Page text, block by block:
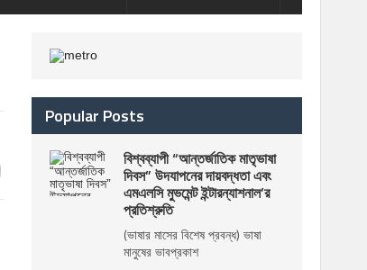
Popular Posts
বিশ্বব্যাপী “আন্তর্জাতিক মাতৃভাষা
দিবস” উদযাপনের দায়বদ্ধতা এবং
এমএলসি মুভমেন্ট ইন্টারন্যাশনাল’র
প্রতিশ্রুতি
(ভাষার মাসের বিশেষ প্রবন্ধ) ভাষা
মানুষের ভাবপ্রকাশ